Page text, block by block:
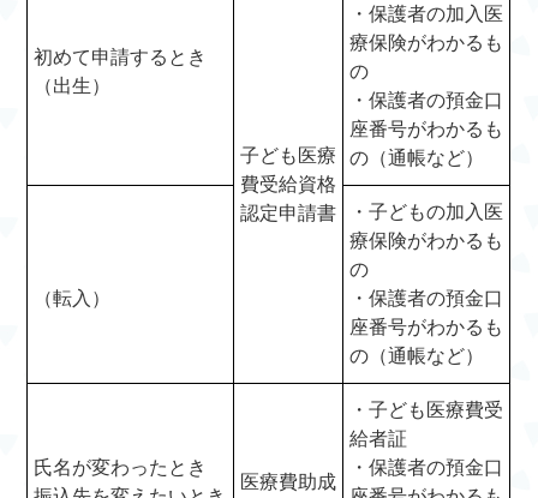
初めて申請するとき
（出生）
子ども医療
費受給資格
認定申請書
・保護者の加入医
療保険がわかるも
の
・保護者の預金口
座番号がわかるも
の（通帳など）
（転入）
・子どもの加入医
療保険がわかるも
の
・保護者の預金口
座番号がわかるも
の（通帳など）
氏名が変わったとき
医療費助成
・子ども医療費受
給者証
・保護者の預金口